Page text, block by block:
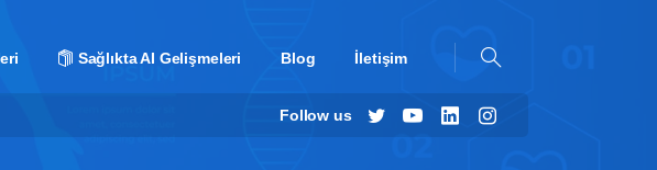
Sağlıkta AI Gelişmeleri Blog İletişim
Follow us